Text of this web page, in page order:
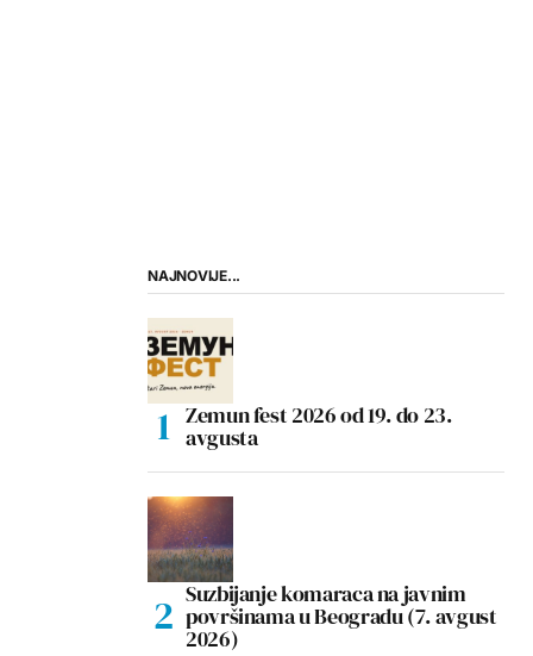
NAJNOVIJE...
Zemun fest 2026 od 19. do 23.
avgusta
Suzbijanje komaraca na javnim
površinama u Beogradu (7. avgust
2026)